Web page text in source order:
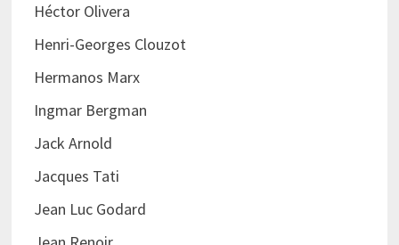
Héctor Olivera
Henri-Georges Clouzot
Hermanos Marx
Ingmar Bergman
Jack Arnold
Jacques Tati
Jean Luc Godard